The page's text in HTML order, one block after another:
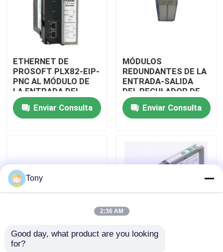
Sobre nosotros
Recorrido por la fábrica
Control de calidad
Contacta con nosotros
PLC programable del regulador de la lógica
Módulo del PLC de Allen Bradley
Módulo de control por control automático ABB
ETHERNET DE
PROSOFT PLX82-EIP-
PNC AL MÓDULO DE
LA ENTRADA DEL
REGULADOR DE
PROFINETEnviar Consulta
MÓDULOS
REDUNDANTES DE LA
ENTRADA-SALIDA
DEL REGULADOR DE
PLC 1715-OF8I
Enviar Consulta
MÓDULOS
REDUNDANTES DE LA
MÓDULO DE LA
Tony
2:36 AM
Good day, what product are you looking
for?